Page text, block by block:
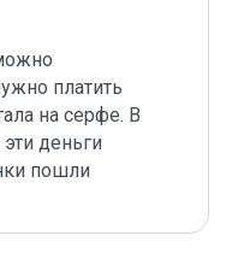
платить
на серфе. В
деньги
пошли